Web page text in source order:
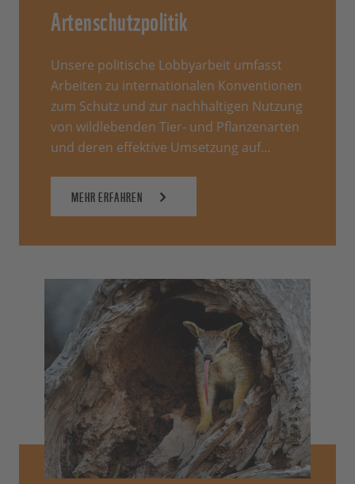
Artenschutzpolitik
Unsere politische Lobbyarbeit umfasst
Arbeiten zu internationalen Konventionen
zum Schutz und zur nachhaltigen Nutzung
von wildlebenden Tier- und Pflanzenarten
und deren effektive Umsetzung auf…
MEHR ERFAHREN